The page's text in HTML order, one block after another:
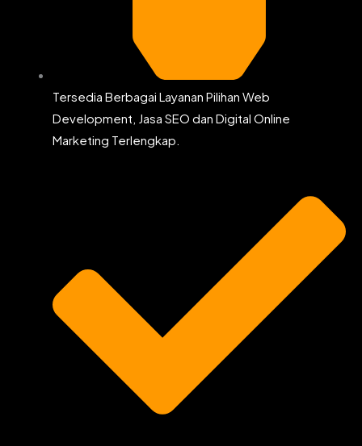
Tersedia Berbagai Layanan Pilihan Web
Development, Jasa SEO dan Digital Online
Marketing Terlengkap.